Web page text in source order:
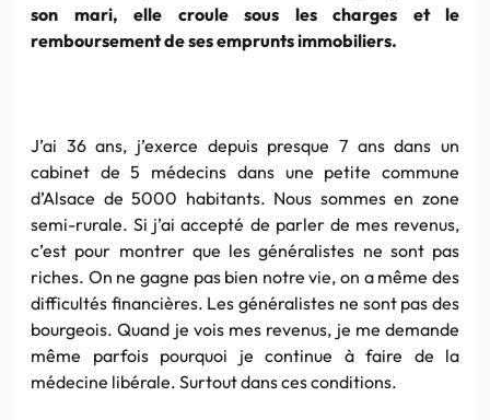
son mari, elle croule sous les charges et le
remboursement de ses emprunts immobiliers.
J’ai 36 ans, j’exerce depuis presque 7 ans dans un
cabinet de 5 médecins dans une petite commune
d’Alsace de 5000 habitants. Nous sommes en zone
semi-rurale. Si j’ai accepté de parler de mes revenus,
c’est pour montrer que les généralistes ne sont pas
riches. On ne gagne pas bien notre vie, on a même des
difficultés financières. Les généralistes ne sont pas des
bourgeois. Quand je vois mes revenus, je me demande
même parfois pourquoi je continue à faire de la
médecine libérale. Surtout dans ces conditions.